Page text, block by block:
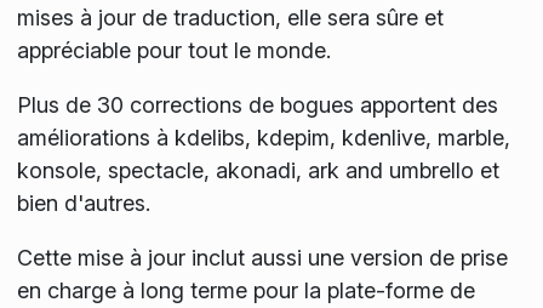
mises à jour de traduction, elle sera sûre et
appréciable pour tout le monde.
Plus de 30 corrections de bogues apportent des
améliorations à kdelibs, kdepim, kdenlive, marble,
konsole, spectacle, akonadi, ark and umbrello et
bien d'autres.
Cette mise à jour inclut aussi une version de prise
en charge à long terme pour la plate-forme de